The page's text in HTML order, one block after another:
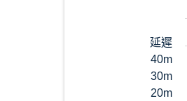
延遲
40m
30m
20m